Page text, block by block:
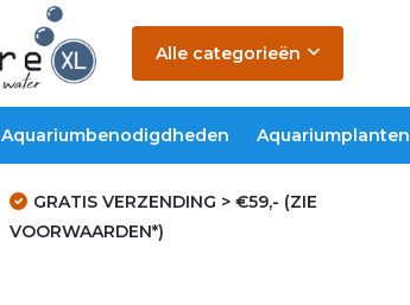
Alle categorieën
Aquariumbenodigdheden Aquariumplanten
GRATIS VERZENDING > €59,- (ZIE
VOORWAARDEN*)